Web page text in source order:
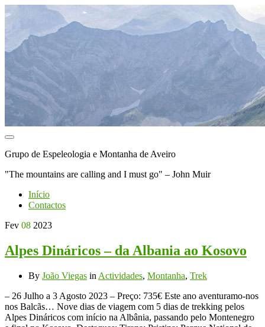
Toggle
navigation
Grupo de Espeleologia e Montanha de Aveiro
"The mountains are calling and I must go" – John Muir
Início
Contactos
Fev 08 2023
Alpes Dináricos – da Albania ao Kosovo
By João Viegas in Actividades, Montanha, Trek
– 26 Julho a 3 Agosto 2023 – Preço: 735€ Este ano aventuramo-nos
nos Balcãs… Nove dias de viagem com 5 dias de trekking pelos
Alpes Dináricos com início na Albânia, passando pelo Montenegro